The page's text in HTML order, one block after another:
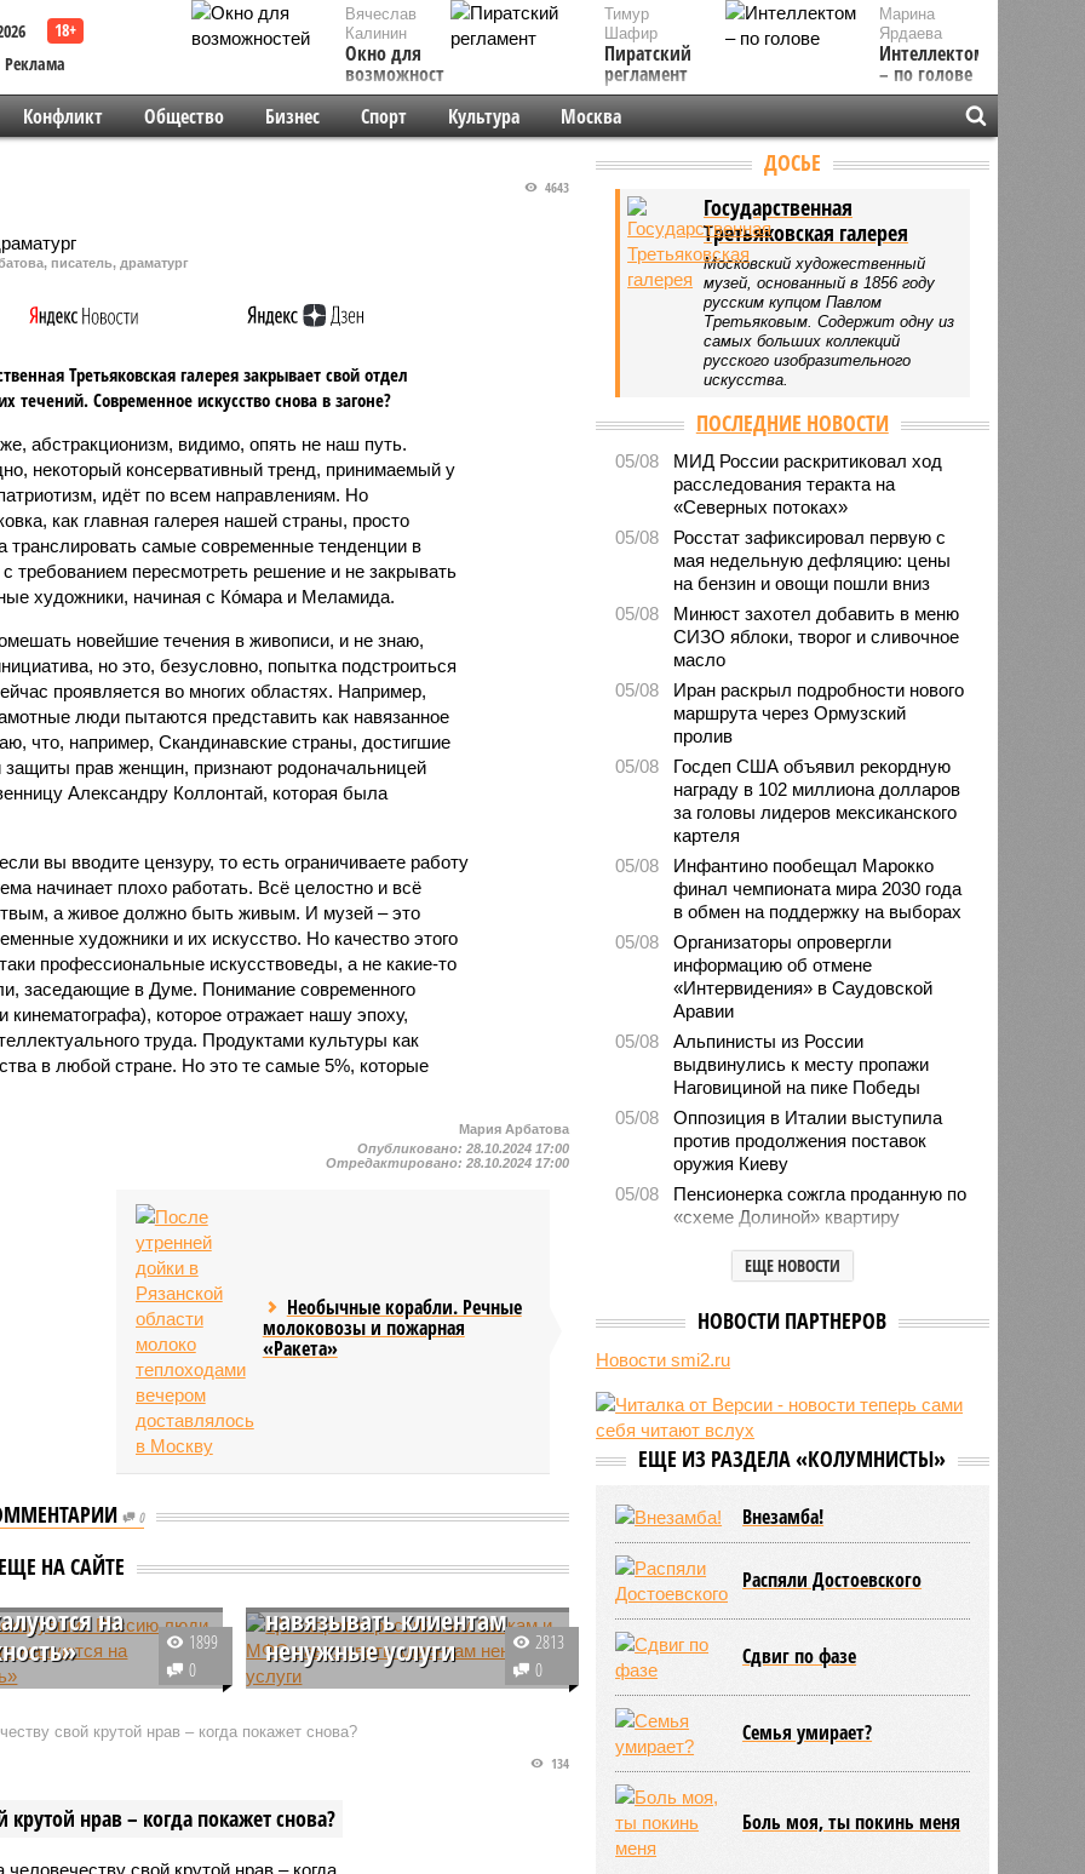
Реклама
Вячеслав
Калинин
Окно для
возможностей
Марина
Ярдаева
Интеллектом
– по голове
Тимур
Шафир
Пиратский
регламент
Конфликт Общество Бизнес Спорт Культура Москва
4643
писатель, драматург
Третьяковская галерея закрывает свой отдел
течений. Современное искусство снова в загоне?
абстракционизм, видимо, опять не наш путь.
некоторый консервативный тренд, принимаемый у
идёт по всем направлениям. Но
как главная галерея нашей страны, просто
транслировать самые современные тенденции в
требованием пересмотреть решение и не закрывать
художники, начиная с Кóмара и Меламида.
новейшие течения в живописи, и не знаю,
но это, безусловно, попытка подстроиться
проявляется во многих областях. Например,
люди пытаются представить как навязанное
что, например, Скандинавские страны, достигшие
защиты прав женщин, признают родоначальницей
Александру Коллонтай, которая была
вы вводите цензуру, то есть ограничиваете работу
начинает плохо работать. Всё целостно и всё
а живое должно быть живым. И музей – это
художники и их искусство. Но качество этого
профессиональные искусствоведы, а не какие-то
заседающие в Думе. Понимание современного
кинематографа), которое отражает нашу эпоху,
труда. Продуктами культуры как
в любой стране. Но это те самые 5%, которые
Мария Арбатова
Опубликовано:28.10.2024 17:00
Отредактировано:28.10.2024 17:00
Необычные корабли. Речные
молоковозы и пожарная
«Ракета»
0
ЕЩЕ НА САЙТЕ
покинувшие
люди больше
на
и телеведущая
что многие россияне,
тем, как
1899
0
ЦБ запретит российским
навязывать клиентам
ненужные услуги
Как стало известно СМИ, Банк
кредитным организациям
отмечать за заёмщика согласие
платных услуг.
2813
0
свой крутой нрав – когда покажет снова?
нрав – когда покажет снова?
134
ДОСЬЕ
Государственная
Третьяковская галерея
Московский художественный
музей, основанный в 1856 году
русским купцом Павлом
Третьяковым. Содержит одну из
самых больших коллекций
русского изобразительного
искусства.
ПОСЛЕДНИЕ НОВОСТИ
05/08
МИД России раскритиковал ход
расследования теракта на
«Северных потоках»
05/08
Росстат зафиксировал первую с
мая недельную дефляцию: цены
на бензин и овощи пошли вниз
05/08
Минюст захотел добавить в меню
СИЗО яблоки, творог и сливочное
масло
05/08
Иран раскрыл подробности нового
маршрута через Ормузский
пролив
05/08
Госдеп США объявил рекордную
награду в 102 миллиона долларов
за головы лидеров мексиканского
картеля
05/08
Инфантино пообещал Марокко
финал чемпионата мира 2030 года
в обмен на поддержку на выборах
05/08
Организаторы опровергли
информацию об отмене
«Интервидения» в Саудовской
Аравии
05/08
Альпинисты из России
выдвинулись к месту пропажи
Наговициной на пике Победы
05/08
Оппозиция в Италии выступила
против продолжения поставок
оружия Киеву
05/08
Пенсионерка сожгла проданную по
«схеме Долиной» квартиру
Microsoft обвинила российских
хакеров в глобальной охоте за
отелях
Тюмени обнаружено превышение
05/08
ТЦК заработали 3 миллиарда
долларов на «мёртвых душах»
В Испании потребовали исключить
чемпионата мира 2030 года из-за
миграционного кризиса
05/08
Сотрудница полиции помогла
сыну обстрелять конкурирующую
банду
ЕЩЕ НОВОСТИ
НОВОСТИ ПАРТНЕРОВ
Новости smi2.ru
ЕЩЕ ИЗ РАЗДЕЛА «КОЛУМНИСТЫ»
Внезамба!
Распяли Достоевского
Сдвиг по фазе
Семья умирает?
Боль моя, ты покинь меня